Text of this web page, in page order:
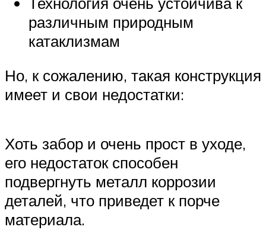
различным природным
катаклизмам
Но, к сожалению, такая конструкция
имеет и свои недостатки:
Хоть забор и очень прост в уходе,
его недостаток способен
подвергнуть металл коррозии
деталей, что приведет к порче
материала.